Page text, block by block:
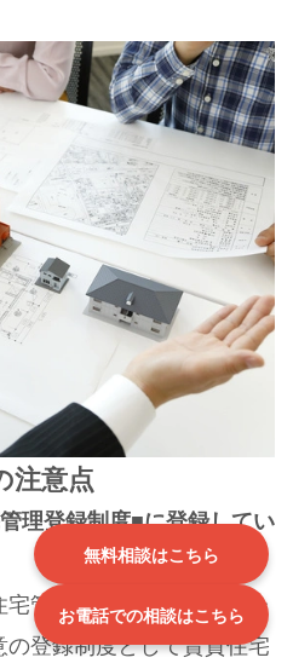
注意点
理登録制度■に登録してい
管理業の適正化を図るた
登録制度として賃貸住宅
無料相談はこちら
お電話での相談はこちら